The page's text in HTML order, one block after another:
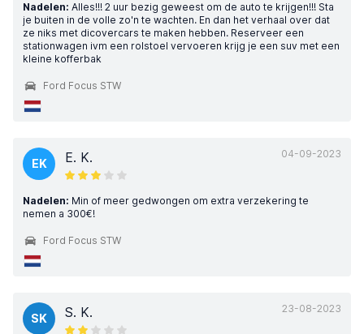
Nadelen: Alles!!! 2 uur bezig geweest om de auto te krijgen!!! Sta
je buiten in de volle zo'n te wachten. En dan het verhaal over dat
ze niks met dicovercars te maken hebben. Reserveer een
stationwagen ivm een rolstoel vervoeren krijg je een suv met een
kleine kofferbak
Ford Focus STW
04-09-2023
EK E. K.
Nadelen: Min of meer gedwongen om extra verzekering te
nemen a 300€!
Ford Focus STW
23-08-2023
SK S. K.